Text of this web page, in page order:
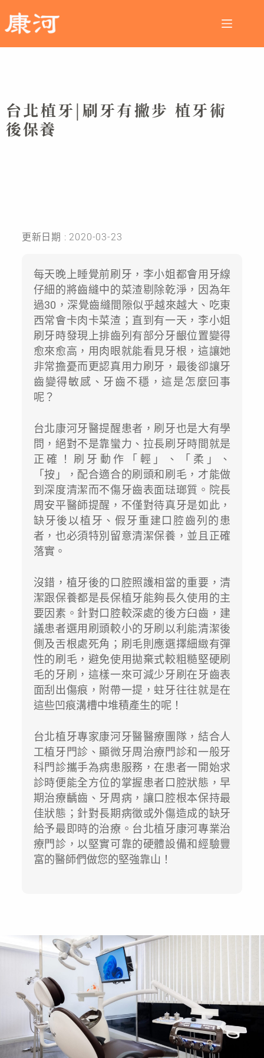
台北植牙|刷牙有撇步 植牙術
後保養
更新日期 : 2020-03-23
每天晚上睡覺前刷牙，李小姐都會用牙線
仔細的將齒縫中的菜渣剔除乾淨，因為年
過30，深覺齒縫間隙似乎越來越大、吃東
西常會卡肉卡菜渣；直到有一天，李小姐
刷牙時發現上排齒列有部分牙齦位置變得
愈來愈高，用肉眼就能看見牙根，這讓她
非常擔憂而更認真用力刷牙，最後卻讓牙
齒變得敏感、牙齒不穩，這是怎麼回事
呢？
台北康河牙醫提醒患者，刷牙也是大有學
問，絕對不是靠蠻力、拉長刷牙時間就是
正確！刷牙動作「輕」、「柔」、
「按」，配合適合的刷頭和刷毛，才能做
到深度清潔而不傷牙齒表面琺瑯質。院長
周安平醫師提醒，不僅對待真牙是如此，
缺牙後以植牙、假牙重建口腔齒列的患
者，也必須特別留意清潔保養，並且正確
落實。
沒錯，植牙後的口腔照護相當的重要，清
潔跟保養都是長保植牙能夠長久使用的主
要因素。針對口腔較深處的後方臼齒，建
議患者選用刷頭較小的牙刷以利能清潔後
側及舌根處死角；刷毛則應選擇細緻有彈
性的刷毛，避免使用拋棄式較粗糙堅硬刷
毛的牙刷，這樣一來可減少牙刷在牙齒表
面刮出傷痕，附帶一提，蛀牙往往就是在
這些凹痕溝槽中堆積產生的呢！
台北植牙專家康河牙醫醫療團隊，結合人
工植牙門診、顯微牙周治療門診和一般牙
科門診攜手為病患服務，在患者一開始求
診時便能全方位的掌握患者口腔狀態，早
期治療齲齒、牙周病，讓口腔根本保持最
佳狀態；針對長期病徵或外傷造成的缺牙
給予最即時的治療。台北植牙康河專業治
療門診，以堅實可靠的硬體設備和經驗豐
富的醫師們做您的堅強靠山！